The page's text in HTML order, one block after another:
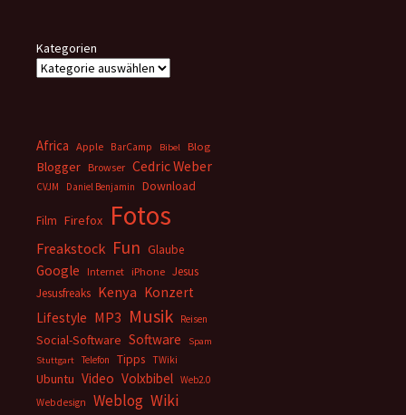
Kategorien
Africa Apple BarCamp Bibel Blog
Blogger Browser Cedric Weber
CVJM Daniel Benjamin Download
Film Firefox Fotos
Freakstock Fun Glaube
Google Internet iPhone Jesus
Jesusfreaks Kenya Konzert
Lifestyle MP3 Musik Reisen
Social-Software Software
Spam
Stuttgart
Telefon Tipps TWiki
Ubuntu Video Volxbibel Web2.0
Webdesign
Weblog Wiki